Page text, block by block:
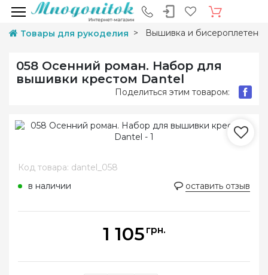
Товары для рукоделия Вышивка и
058 Осенний роман. Набор для
вышивки крестом Dantel
Поделиться этим товаром:
Код товара: dantel_058
в наличии
оставить отзыв
1 105 грн.